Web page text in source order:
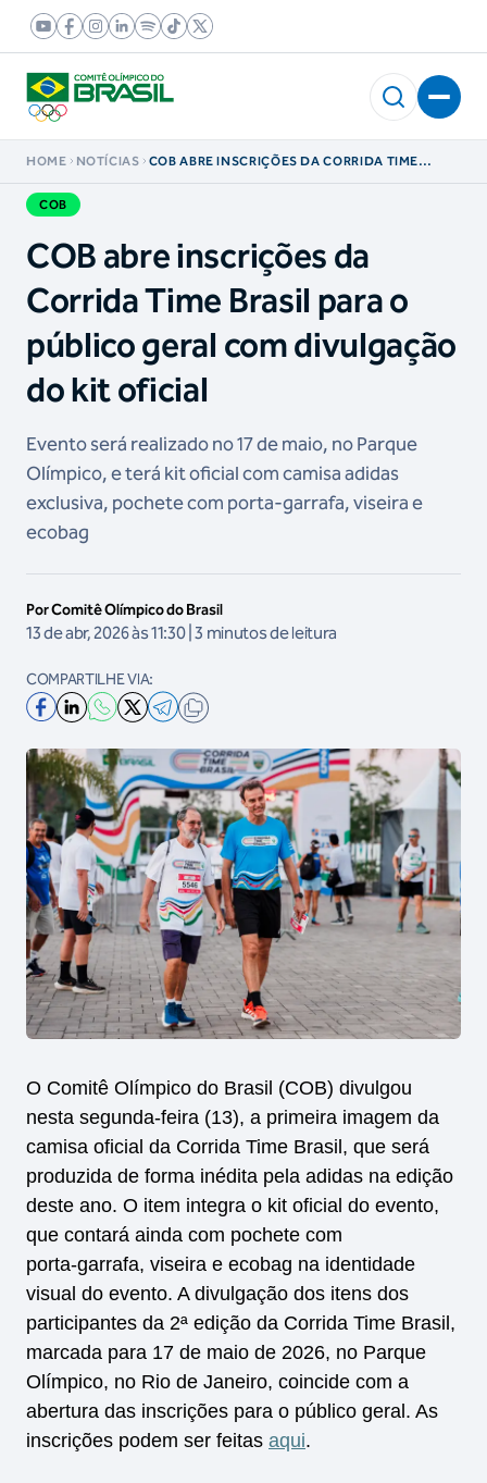
HOME NOTÍCIAS
COB ABRE INSCRIÇÕES DA CORRIDA TIME
COB
COB abre inscrições da
Corrida Time Brasil para o
público geral com divulgação
do kit oficial
Evento será realizado no 17 de maio, no Parque
Olímpico, e terá kit oficial com camisa adidas
exclusiva, pochete com porta-garrafa, viseira e
ecobag
Por Comitê Olímpico do Brasil
13 de abr, 2026 às 11:30 | 3 minutos de leitura
COMPARTILHE VIA:
O Comitê Olímpico do Brasil (COB) divulgou
nesta segunda-feira (13), a primeira imagem da
camisa oficial da Corrida Time Brasil, que será
produzida de forma inédita pela adidas na edição
deste ano. O item integra o kit oficial do evento,
que contará ainda com pochete com
porta‑garrafa, viseira e ecobag na identidade
visual do evento. A divulgação dos itens dos
participantes da 2ª edição da Corrida Time Brasil,
marcada para 17 de maio de 2026, no Parque
Olímpico, no Rio de Janeiro, coincide com a
abertura das inscrições para o público geral. As
inscrições podem ser feitas aqui.